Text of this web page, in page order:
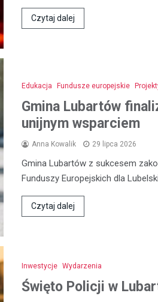
Czytaj dalej
Edukacja Fundusze europejskie
Gmina Lubartów
unijnym wsparciem
Anna Kowalik 29 lipca 2026
Gmina Lubartów z sukcesem
Funduszy Europejskich dla
Czytaj dalej
Inwestycje Wydarzenia
Święto Policji w